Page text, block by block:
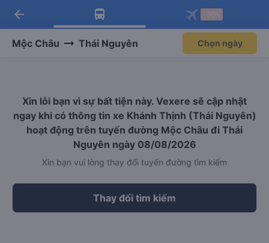
Tải app Vexere ngay!
Nhận ưu đãi thành viên độc
Mở app
Tải app Vexere
-30k/ghế khi đặt vé máy bay qua
Mở app
arrow_back
Mộc Châu Thái Nguyên Chọn ngày
Xin lỗi bạn vì sự bất tiện này. Vexere sẽ cập nhật
ngay khi có thông tin xe Khánh Thịnh (Thái Nguyên)
hoạt động trên tuyến đường Mộc Châu đi Thái
Nguyên ngày 08/08/2026
Xin bạn vui lòng thay đổi tuyến đường tìm kiếm
Thay đổi tìm kiếm